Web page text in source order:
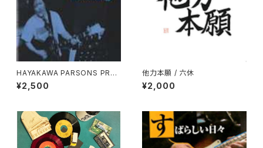
HAYAKAWA PARSONS PRO
JECT​ / DREAM'Y
¥2,500
他力本願 / 六休
¥2,000